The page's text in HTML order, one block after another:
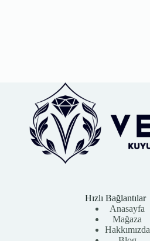
Hızlı Bağlantılar
Anasayfa
Mağaza
Hakkımızda